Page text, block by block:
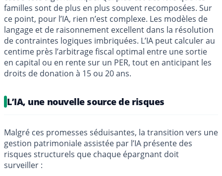
familles sont de plus en plus souvent recomposées. Sur
ce point, pour l’IA, rien n’est complexe. Les modèles de
langage et de raisonnement excellent dans la résolution
de contraintes logiques imbriquées. L’IA peut calculer au
centime près l’arbitrage fiscal optimal entre une sortie
en capital ou en rente sur un PER, tout en anticipant les
droits de donation à 15 ou 20 ans.
L’IA, une nouvelle source de risques
Malgré ces promesses séduisantes, la transition vers une
gestion patrimoniale assistée par l’IA présente des
risques structurels que chaque épargnant doit
surveiller :